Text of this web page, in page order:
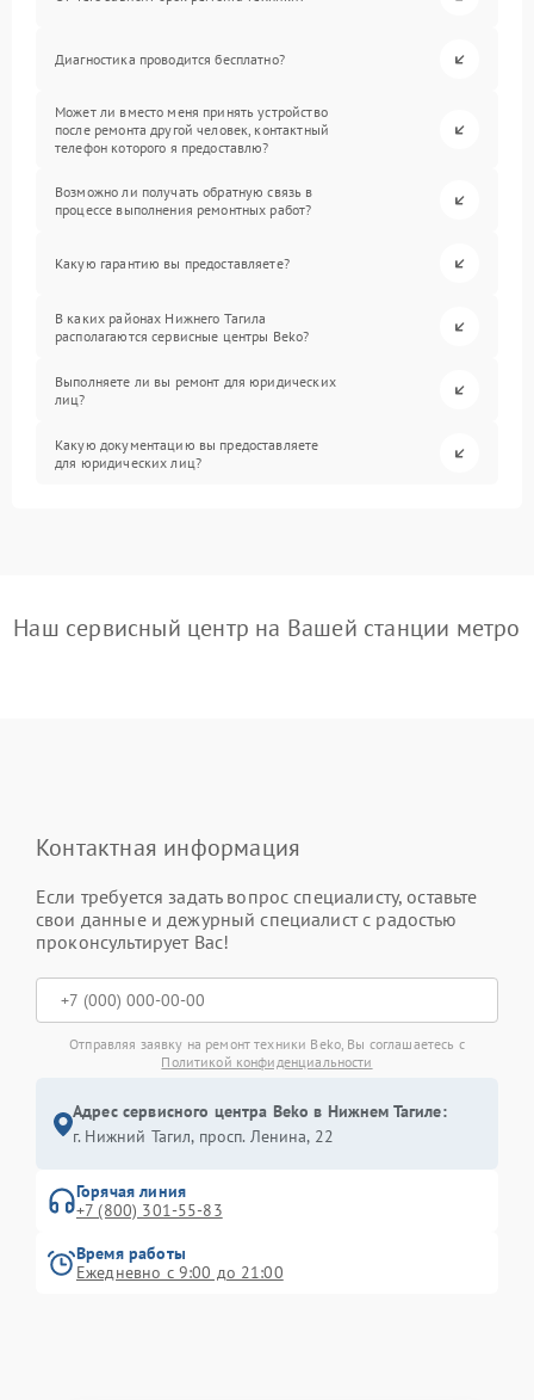
Диагностика проводится бесплатно?
Может ли вместо меня принять устройство
после ремонта другой человек, контактный
телефон которого я предоставлю?
Возможно ли получать обратную связь в
процессе выполнения ремонтных работ?
Какую гарантию вы предоставляете?
В каких районах Нижнего Тагила
располагаются сервисные центры Beko?
Выполняете ли вы ремонт для юридических
лиц?
Какую документацию вы предоставляете
для юридических лиц?
Наш сервисный центр на Вашей станции метро
Контактная информация
Если требуется задать вопрос специалисту, оставьте
свои данные и дежурный специалист с радостью
проконсультирует Вас!
Отправляя заявку на ремонт техники Beko, Вы соглашаетесь с
Политикой конфиденциальности
Адрес сервисного центра Beko в Нижнем Тагиле:
г. Нижний Тагил, просп. Ленина, 22
Горячая линия
+7 (800) 301-55-83
Время работы
Ежедневно с 9:00 до 21:00